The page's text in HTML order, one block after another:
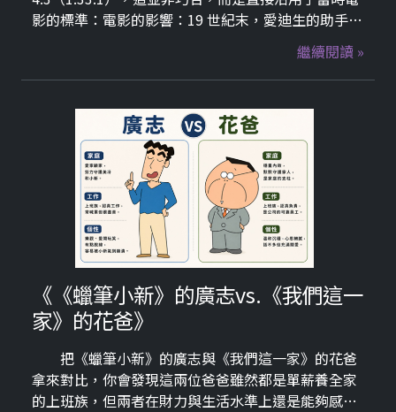
影的標準：電影的影響：19 世紀末，愛迪生的助手研
發電影膠捲時，就選定了這個比例。 技術限制： 早期
的真空管電視（CRT，也就是大頭電視）螢幕是圓形
的
繼續閱讀 »
《《蠟筆小新》的廣志vs.《我們這一
家》的花爸》
把《蠟筆小新》的廣志與《我們這一家》的花爸
拿來對比，你會發現這兩位爸爸雖然都是單薪養全家
的上班族，但兩者在財力與生活水準上還是能夠感受